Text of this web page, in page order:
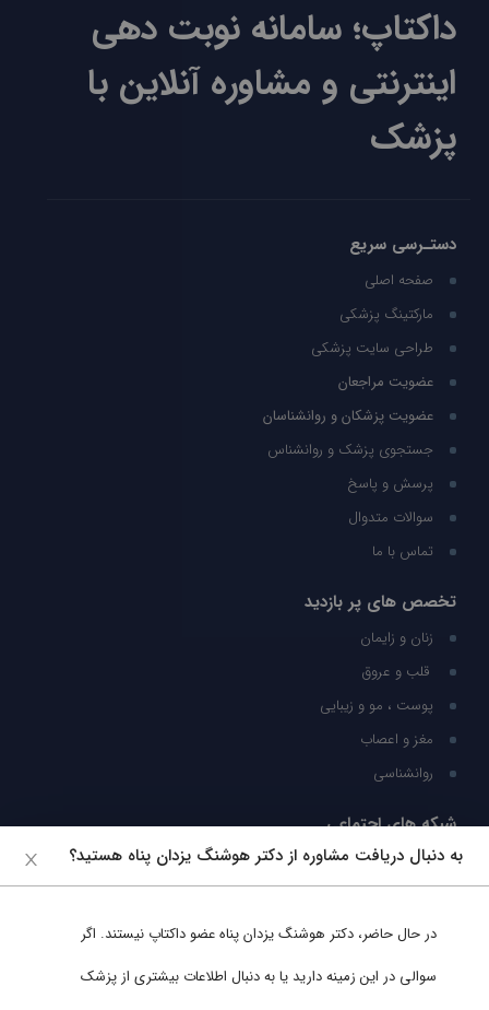
داکتاپ؛ سامانه نوبت دهی
اینترنتی و مشاوره آنلاین با
پزشک
دستـرسی سریع
صفحه اصلی
مارکتینگ پزشکی
طراحی سایت پزشکی
عضویت مراجعان
عضویت پزشکان و روانشناسان
جستجوی پزشک و روانشناس
پرسش و پاسخ
سوالات متدوال
تماس با ما
تخصص های پر بازدید
زنان و زایمان
قلب و عروق
پوست ، مو و زیبایی
مغز و اعصاب
روانشناسی
شبکه های اجتماعی
ما را در شبکه های اجتماعی دنبال کنید
به دنبال دریافت مشاوره از دکتر هوشنگ یزدان پناه هستید؟
در حال حاضر، دکتر هوشنگ یزدان پناهعضو داکتاپ نیستند. اگر
سوالی در این زمینه دارید یا به دنبال اطلاعات بیشتری از پزشک